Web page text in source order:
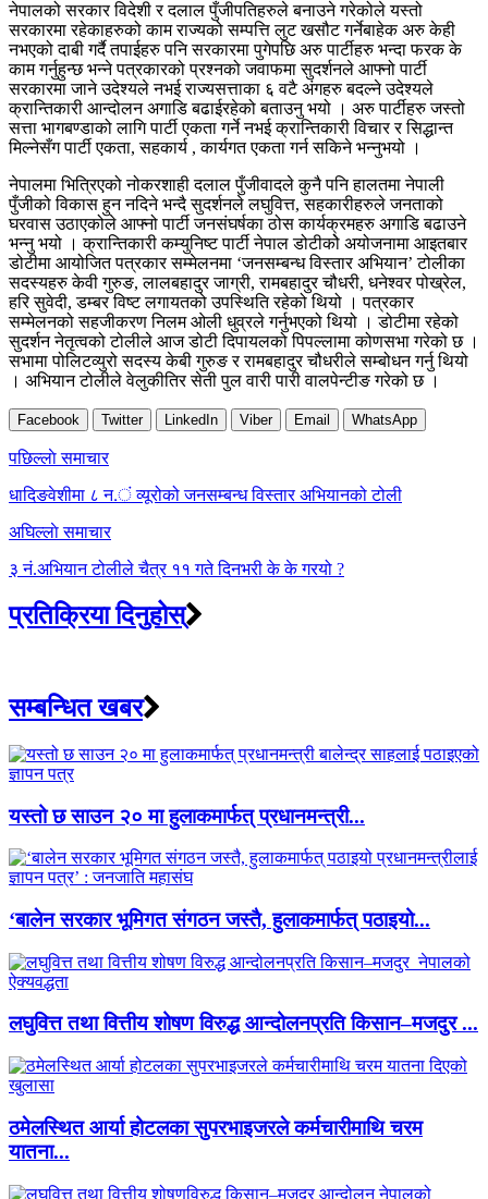
नेपालको सरकार विदेशी र दलाल पुँजीपतिहरुले बनाउने गरेकोले यस्तो
सरकारमा रहेकाहरुको काम राज्यको सम्पत्ति लुट खसौट गर्नेबाहेक अरु केही
नभएको दाबी गर्दै तपाईहरु पनि सरकारमा पुगेपछि अरु पार्टीहरु भन्दा फरक के
काम गर्नुहुन्छ भन्ने पत्रकारको प्रश्नको जवाफमा सुदर्शनले आफ्नो पार्टी
सरकारमा जाने उदेश्यले नभई राज्यसत्ताका ६ वटै अंगहरु बदल्ने उदेश्यले
क्रान्तिकारी आन्दोलन अगाडि बढाईरहेको बताउनु भयो । अरु पार्टीहरु जस्तो
सत्ता भागबण्डाको लागि पार्टी एकता गर्ने नभई क्रान्तिकारी विचार र सिद्धान्त
मिल्नेसँग पार्टी एकता, सहकार्य , कार्यगत एकता गर्न सकिने भन्नुभयो ।
नेपालमा भित्रिएको नोकरशाही दलाल पुँजीवादले कुनै पनि हालतमा नेपाली
पुँजीको विकास हुन नदिने भन्दै सुदर्शनले लघुवित्त, सहकारीहरुले जनताको
घरवास उठाएकोले आफ्नो पार्टी जनसंघर्षका ठोस कार्यक्रमहरु अगाडि बढाउने
भन्नु भयो । क्रान्तिकारी कम्युनिष्ट पार्टी नेपाल डोटीकोे अयोजनामा आइतबार
डोटीमा आयोजित पत्रकार सम्मेलनमा ‘जनसम्बन्ध विस्तार अभियान’ टोलीका
सदस्यहरु केवी गुरुङ, लालबहादुर जाग्री, रामबहादुर चौधरी, धनेश्वर पोख्रेल,
हरि सुवेदी, डम्बर विष्ट लगायतको उपस्थिति रहेको थियो । पत्रकार
सम्मेलनको सहजीकरण निलम ओली धुव्रले गर्नुभएको थियो । डोटीमा रहेको
सुदर्शन नेतृत्वको टोलीले आज डोटी दिपायलको पिपल्लामा कोणसभा गरेको छ ।
सभामा पोलिटव्युरो सदस्य केबी गुरुङ र रामबहादुर चौधरीले सम्बोधन गर्नु थियो
। अभियान टोलीले वेलुकीतिर सेती पुल वारी पारी वालपेन्टीङ गरेको छ ।
Facebook Twitter LinkedIn Viber Email WhatsApp
Post
navigation
पछिल्लाे समाचार
धादिङवेशीमा ८ न.ं व्यूरोको जनसम्बन्ध विस्तार अभियानको टोली
अघिल्लाे समाचार
३ नं.अभियान टोलीले चैत्र ११ गते दिनभरी के के गरयो ?
प्रतिक्रिया दिनुहोस्
सम्बन्धित खबर
यस्तो छ साउन २० मा हुलाकमार्फत् प्रधानमन्त्री...
‘बालेन सरकार भूमिगत संगठन जस्तै, हुलाकमार्फत् पठाइयो...
लघुवित्त तथा वित्तीय शोषण विरुद्ध आन्दोलनप्रति किसान–मजदुर ...
ठमेलस्थित आर्या होटलका सुपरभाइजरले कर्मचारीमाथि चरम
यातना...